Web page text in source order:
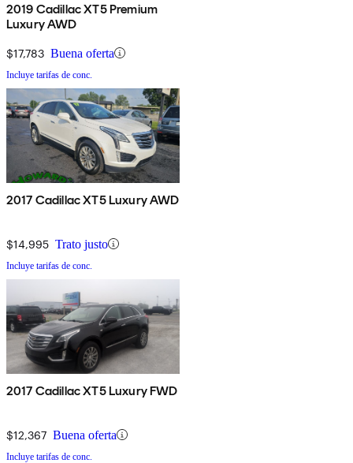
2019 Cadillac XT5 Premium
Luxury AWD
$17,783 Buena oferta
Incluye tarifas de conc.
2017 Cadillac XT5 Luxury AWD
$14,995 Trato justo
Incluye tarifas de conc.
2017 Cadillac XT5 Luxury FWD
$12,367 Buena oferta
Incluye tarifas de conc.